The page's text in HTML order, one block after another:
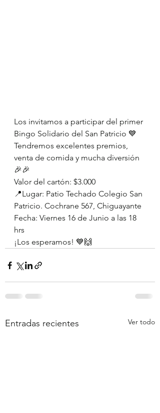
Los invitamos a participar del primer
Bingo Solidario del San Patricio 💙
Tendremos excelentes premios,
venta de comida y mucha diversión
🎉🎉
Valor del cartón: $3.000
📍Lugar: Patio Techado Colegio San
Patricio. Cochrane 567, Chiguayante
Fecha: Viernes 16 de Junio a las 18
hrs
¡Los esperamos! 💙🙌
Entradas recientes Ver todo